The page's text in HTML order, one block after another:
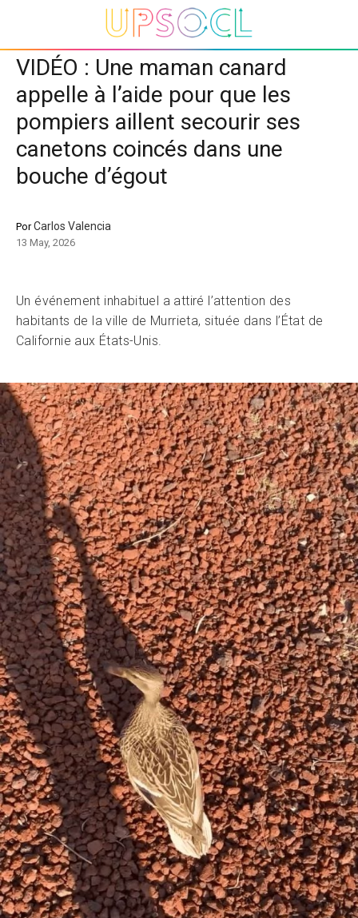
VIDÉO : Une maman canard
appelle à l’aide pour que les
pompiers aillent secourir ses
canetons coincés dans une
bouche d’égout
PorCarlos Valencia
13 May, 2026
Un événement inhabituel a attiré l’attention des
habitants de la ville de Murrieta, située dans l’État de
Californie aux États-Unis.